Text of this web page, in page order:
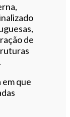
de
que